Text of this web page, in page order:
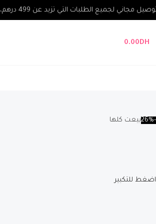
مجاني لجميع الطلبات التي تزيد عن 499 درهم، يجب أن تكون قيمة الطلب 100 درهم على الأقل.
0.00DH
-26% بيعت كلها
اضغط للتكبير